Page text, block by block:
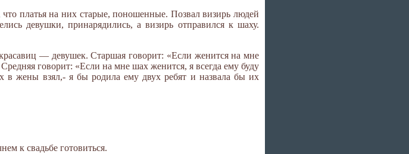
платья на них старые, поношенные. Позвал визирь людей
девушки, принарядились, а визирь отправился к шаху.
— девушек. Старшая говорит: «Если женится на мне
говорит: «Если на мне шах женится, я всегда ему буду
жены взял,- я бы родила ему двух ребят и назвала бы их
к свадьбе готовиться.